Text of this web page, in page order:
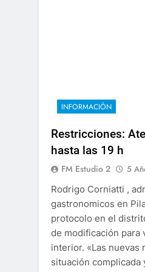
INFORMACIÓN
Restricciones:
hasta las 19 h
FM Estudio 2 5
Rodrigo Corniatti ,
gastronomicos en
protocolo en el
de modificación para
interior. «Las nuevas
situación